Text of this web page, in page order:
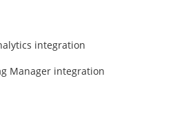
integration
Manager integration